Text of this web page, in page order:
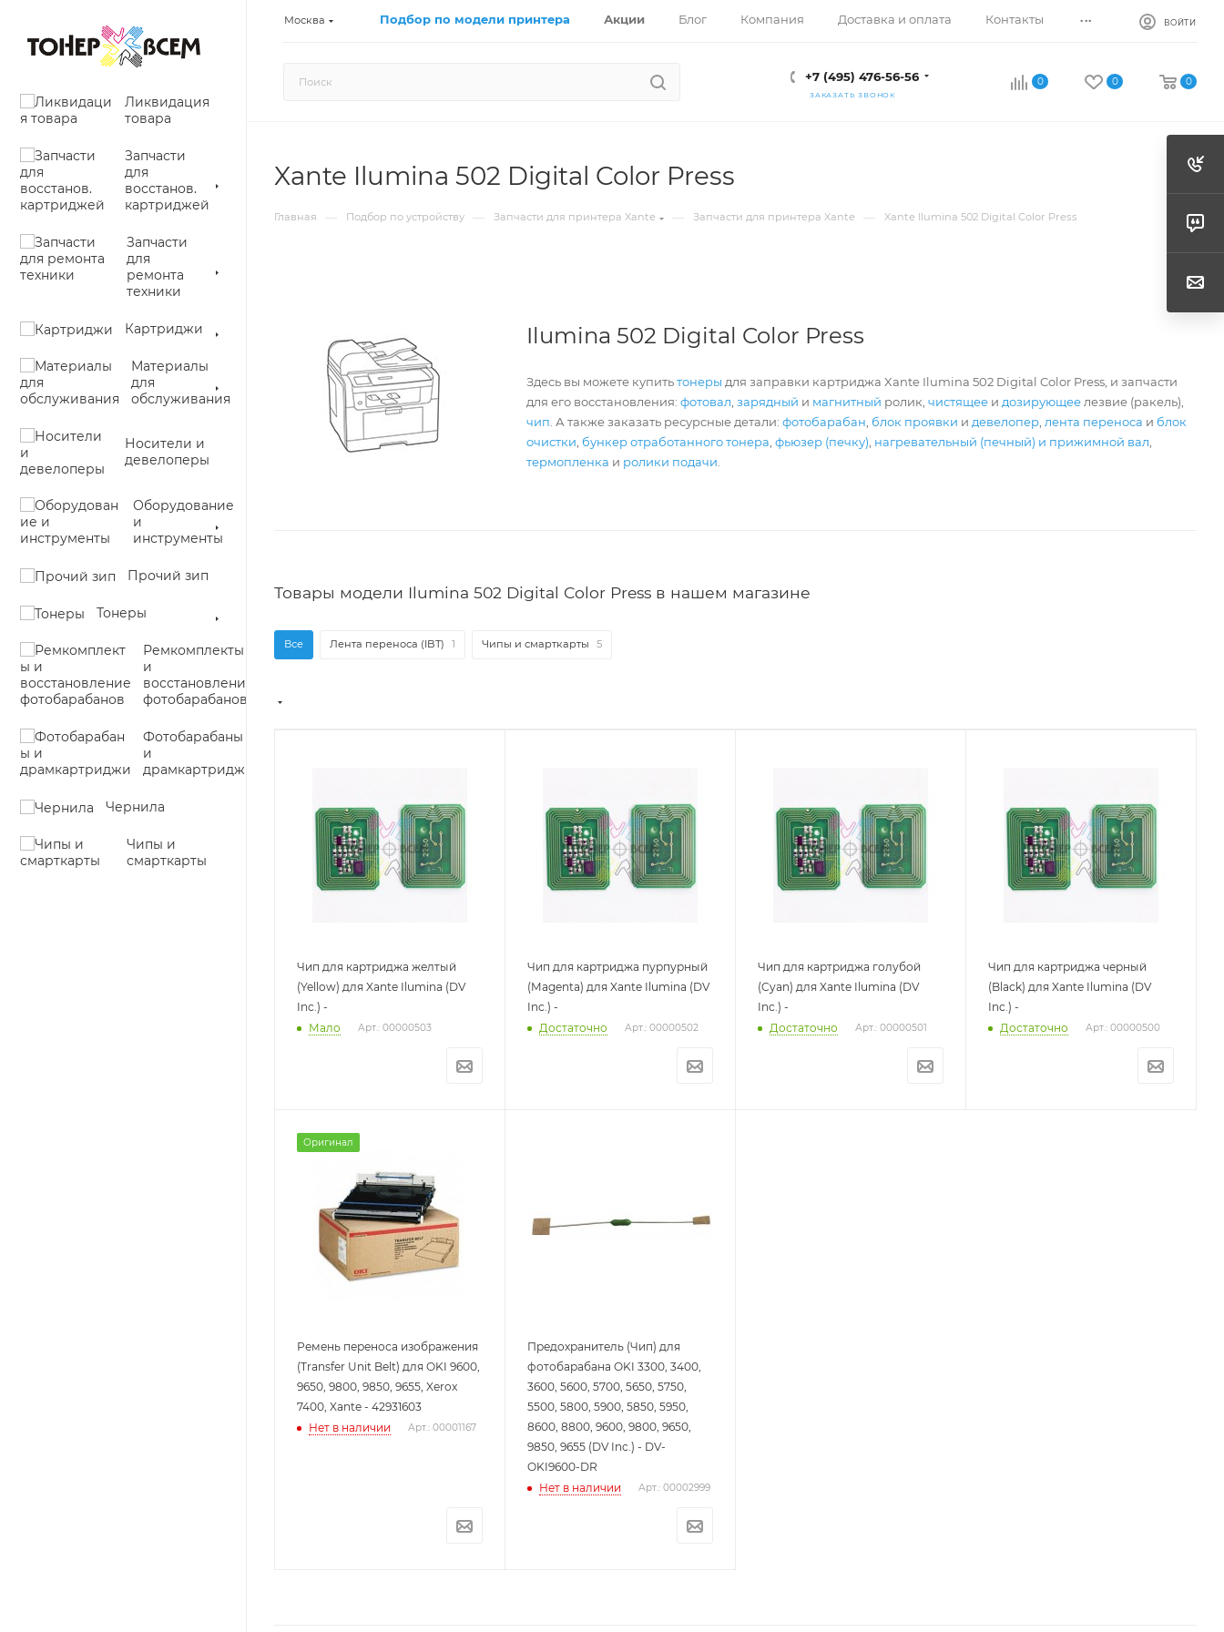
Москва Подбор по модели принтера Акции Блог Компания Доставка и оплата Контакты ... ВОЙТИ
+7 (495) 476-56-56
ЗАКАЗАТЬ ЗВОНОК
0 0 0
Ликвидация
товара
Запчасти
для
восстанов.
картриджей
Запчасти
для
ремонта
техники
Картриджи
Материалы
для
обслуживания
Носители и
девелоперы
Оборудование
и
инструменты
Прочий зип
Тонеры
Ремкомплекты
и
восстановление
фотобарабанов
Фотобарабаны
и
драмкартриджи
Чернила
Чипы и
смарткарты
Xante Ilumina 502 Digital Color Press
Главная — Подбор по устройству — Запчасти для принтера Xante — Запчасти для принтера Xante — Xante Ilumina 502 Digital Color Press
Ilumina 502 Digital Color Press
Здесь вы можете купитьтонеры для заправки картриджа Xante Ilumina 502 Digital Color Press, и запчасти
для его восстановления:фотовал ,зарядный и магнитный ролик,чистящее и дозирующее лезвие (ракель),
чип . А также заказать ресурсные детали:фотобарабан блок проявки и девелопер лента переноса и блок
очистки бункер отработанного тонера ,фьюзер (печку) нагревательный (печный) и прижимной вал
термопленка и ролики подачи
Товары модели Ilumina 502 Digital Color Press в нашем магазине
Все Лента переноса (IBT) 1 Чипы и смарткарты 5
Чип для картриджа желтый
(Yellow) для Xante Ilumina (DV
Inc.) -
Мало
Арт.: 00000503
Чип для картриджа пурпурный
(Magenta) для Xante Ilumina (DV
Inc.) -
Достаточно
Арт.: 00000502
Чип для картриджа голубой
(Cyan) для Xante Ilumina (DV
Inc.) -
Достаточно
Арт.: 00000501
Чип для картриджа черный
(Black) для Xante Ilumina (DV
Inc.) -
Достаточно
Арт.: 00000500
Оригинал
Ремень переноса изображения
(Transfer Unit Belt) для OKI 9600,
9650, 9800, 9850, 9655, Xerox
7400, Xante - 42931603
Нет в наличии
Арт.: 00001167
Предохранитель (Чип) для
фотобарабана OKI 3300, 3400,
3600, 5600, 5700, 5650, 5750,
5500, 5800, 5900, 5850, 5950,
8600, 8800, 9600, 9800, 9650,
9850, 9655 (DV Inc.) - DV-
OKI9600-DR
Нет в наличии
Арт.: 00002999